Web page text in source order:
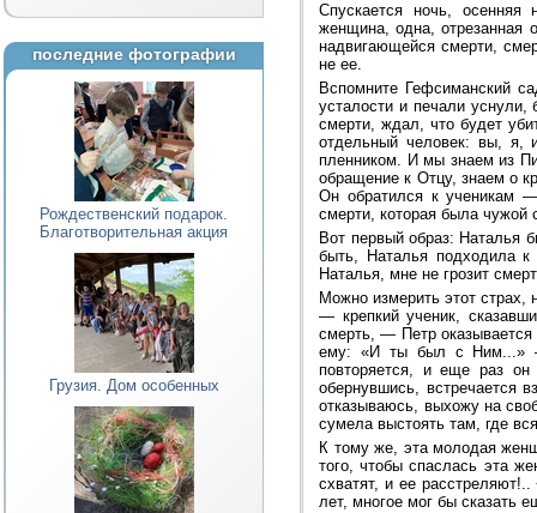
последние фотографии
Рождественский подарок.
Благотворительная акция
Грузия. Дом особенных
Спускается ночь,
женщина, одна, отрезанная
надвигающейся смерти,
не ее.
Вспомните Гефсиманский
усталости и печали
смерти, ждал, что будет
отдельный человек: вы,
пленником. И мы знаем из
обращение к Отцу, знаем о
Он обратился к ученикам
смерти, которая была
Вот первый образ: Наталья
быть, Наталья подходила
Наталья, мне не грозит
Можно измерить этот
— крепкий ученик,
смерть, — Петр
ему: «И ты был с Ним...»
повторяется, и еще раз
обернувшись, встречается
отказываюсь, выхожу на
сумела выстоять там, где
К тому же, эта молодая
того, чтобы спаслась эта
схватят, и ее
лет, многое мог бы сказать